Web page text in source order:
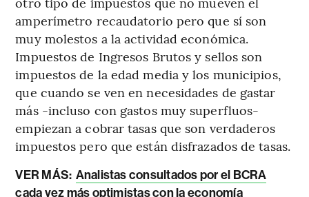
amperímetro recaudatorio pero que sí son
muy molestos a la actividad económica.
Impuestos de Ingresos Brutos y sellos son
impuestos de la edad media y los municipios,
que cuando se ven en necesidades de gastar
más -incluso con gastos muy superfluos-
empiezan a cobrar tasas que son verdaderos
impuestos pero que están disfrazados de tasas.
VER MÁS: Analistas consultados por el BCRA
cada vez más optimistas con la economía